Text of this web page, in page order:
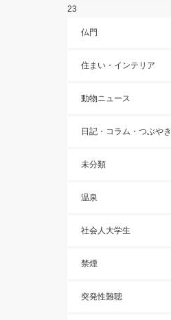
23
仏門
住まい・インテリア
動物ニュース
日記・コラム・つぶやき
未分類
温泉
社会人大学生
禁煙
突発性難聴